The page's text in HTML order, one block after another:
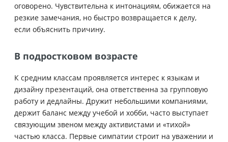
оговорено. Чувствительна к интонациям, обижается на
резкие замечания, но быстро возвращается к делу,
если объяснить причину.
В подростковом возрасте
К средним классам проявляется интерес к языкам и
дизайну презентаций, она ответственна за групповую
работу и дедлайны. Дружит небольшими компаниями,
держит баланс между учебой и хобби, часто выступает
связующим звеном между активистами и «тихой»
частью класса. Первые симпатии строит на уважении и